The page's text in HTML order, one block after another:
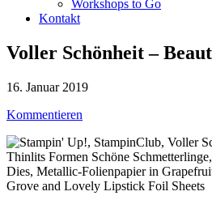
Workshops to Go
Kontakt
Voller Schönheit –
16. Januar 2019
Kommentieren